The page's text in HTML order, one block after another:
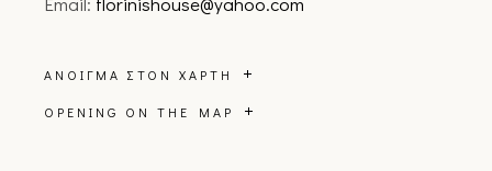
ΆΝΟΙΓΜΑ ΣΤΟΝ ΧΆΡΤΗ
OPENING ON THE MAP